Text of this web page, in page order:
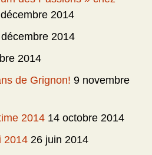
2014
2014
2014
de Grignon! 9 novembre
2014 14 octobre 2014
2014 26 juin 2014